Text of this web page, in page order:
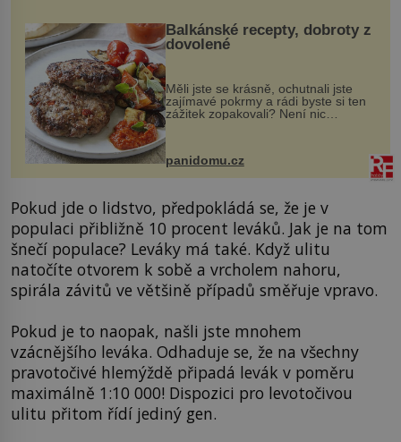
Balkánské recepty, dobroty z
dovolené
Měli jste se krásně, ochutnali jste
zajímavé pokrmy a rádi byste si ten
zážitek zopakovali? Není nic
snazšího. Pljeskavica (10 porcí)
Možná jste ji ochutnali na dovolené v
panidomu.cz
Pokud jde o lidstvo, předpokládá se, že je v
populaci přibližně 10 procent leváků. Jak je na tom
šnečí populace? Leváky má také. Když ulitu
natočíte otvorem k sobě a vrcholem nahoru,
spirála závitů ve většině případů směřuje vpravo.
Pokud je to naopak, našli jste mnohem
vzácnějšího leváka. Odhaduje se, že na všechny
pravotočivé hlemýždě připadá levák v poměru
maximálně 1:10 000! Dispozici pro levotočivou
ulitu přitom řídí jediný gen.